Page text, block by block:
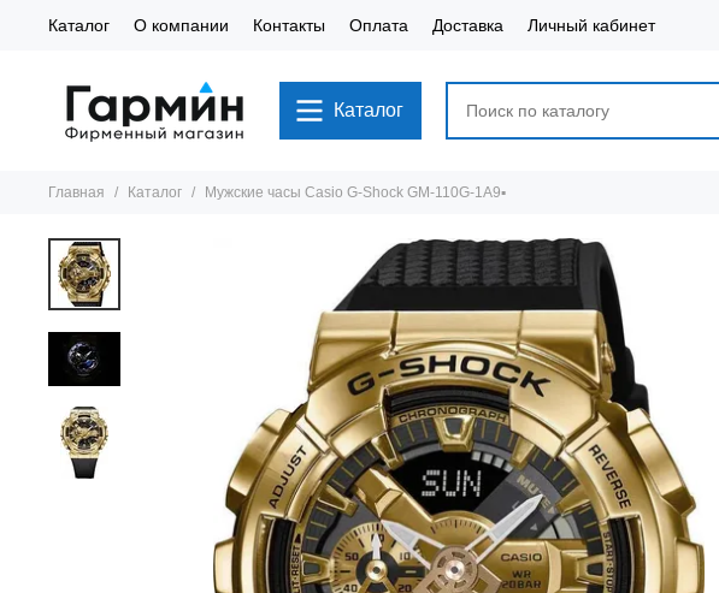
Каталог О компании Контакты Оплата Доставка Личный кабинет
Каталог
Главная Каталог Мужские часы Casio G-Shock GM-110G-1A9▪